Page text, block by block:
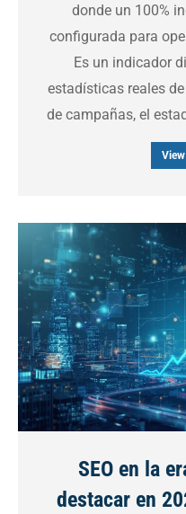
donde un 100%
configurada para
Es un indicador
estadísticas reales
de campañas, el
SEO en la
destacar en